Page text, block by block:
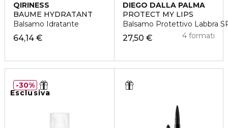
QIRINESS
BAUME HYDRATANT
Balsamo Idratante
64,14 €
DIEGO DALLA PALMA
PROTECT MY LIPS
Balsamo Protettivo Labbra
27,50 € 4 formati
Esclusiva
30%